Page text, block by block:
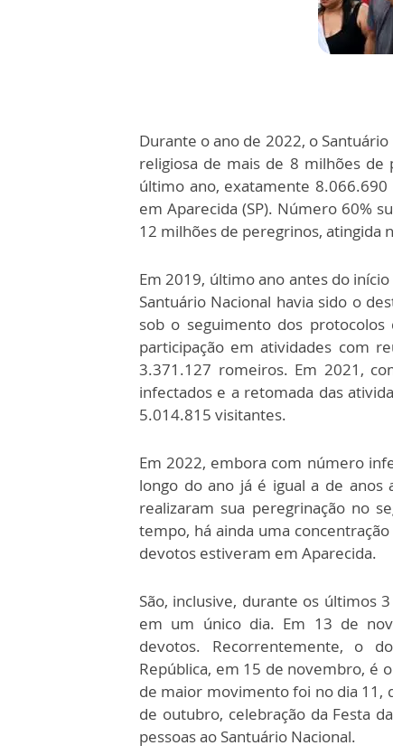
Durante o ano de 2022, o
religiosa de mais de 8 milhões
último ano, exatamente
em Aparecida (SP). Número 60%
12 milhões de peregrinos, atingida
Em 2019, último ano antes do
Santuário Nacional havia sido o
sob o seguimento dos
participação em atividades com
3.371.127 romeiros. Em 2021,
infectados e a retomada das
5.014.815 visitantes.
Em 2022, embora com número
longo do ano já é igual a de anos
realizaram sua peregrinação no
tempo, há ainda uma
devotos estiveram em Aparecida.
São, inclusive, durante os últimos
em um único dia. Em 13 de
devotos. Recorrentemente, o
República, em 15 de novembro, é
de maior movimento foi no dia 11,
de outubro, celebração da Festa
pessoas ao Santuário Nacional.